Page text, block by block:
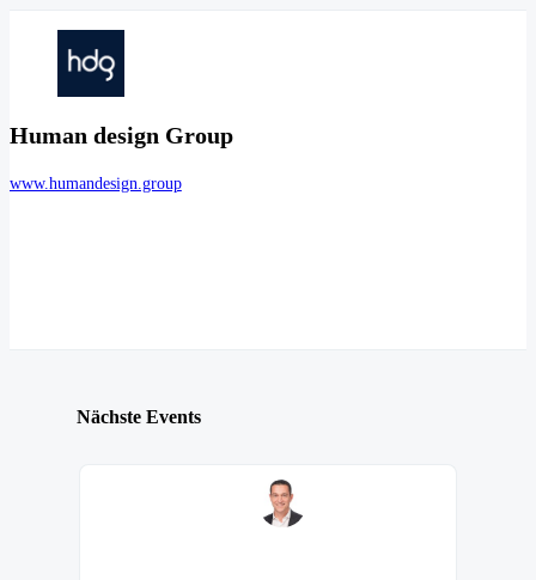
Human design Group
www.humandesign.group
Nächste Events